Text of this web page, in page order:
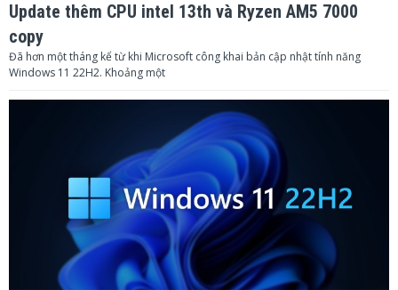
Micro không dây: Focus UA-78
Sản phẩm với vỏ:
được làm bằng nhôm, màu sắc
Dải tần: 174-270MHZ;
60HZ-16KHz+-3dB
DC-16V
Kích thước sản phẩm: 480 (L) *190 (W) *44 (H)
Focus Y-290
Trở kháng: 4 ohm -8ohm
Update thêm CPU intel 13th và Ryzen AM5 7000
copy
Đã hơn một tháng kể từ khi Microsoft công khai bản cập nhật tính năng
Windows 11 22H2. Khoảng một